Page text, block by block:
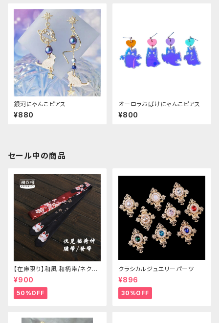
銀河にゃんこピアス
¥880
オーロラおばけにゃんこピアス
¥800
セール中の商品
【在庫限り】和風 和柄帯/ネクタ
イ/リボン（狐面/金魚
¥900
50%OFF
クラシカルジュエリーパーツ
¥896
30%OFF